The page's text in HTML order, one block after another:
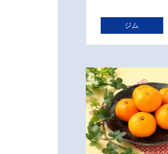
ジム